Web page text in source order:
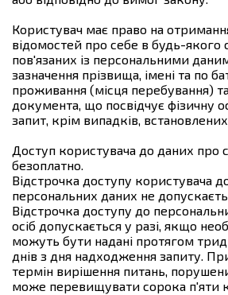
Користувач має право на
відомостей про себе в будь-якого
пов'язаних із персональними
зазначення прізвища, імені та по
проживання (місця перебування)
документа, що посвідчує фізичну
запит, крім випадків,
Доступ користувача до даних про
безоплатно.
Відстрочка доступу користувача
персональних даних не
Відстрочка доступу до
осіб допускається у разі, якщо
можуть бути надані протягом
днів з дня надходження запиту.
термін вирішення питань,
може перевищувати сорока п'яти